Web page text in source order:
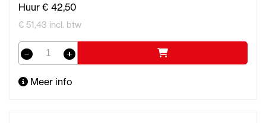
Huur € 42,50
€ 51,43 incl. btw
Meer info